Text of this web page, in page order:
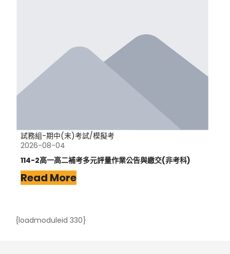
試務組-期中(末)考試/模擬考
2026-08-04
114-2高一高二補考多元評量作業公告與繳交(非考科)
Read More
{loadmoduleid 330}